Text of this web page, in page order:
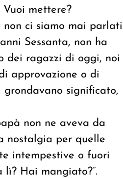
mettere?
non ci siamo mai parlati
Sessanta, non ha
dei ragazzi di oggi, noi
approvazione o di
grondavano significato,
non ne aveva da
nostalgia per quelle
intempestive o fuori
lì? Hai mangiato?”.